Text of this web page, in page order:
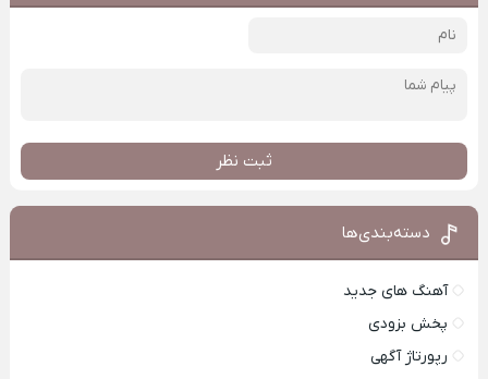
ثبت نظر
دسته‌بندی‌ها
آهنگ های جدید
پخش بزودی
رپورتاژ آگهی